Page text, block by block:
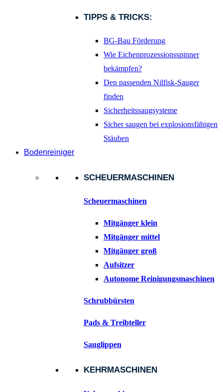
TIPPS & TRICKS:
BG-Bau Förderung
Wie Eichenprozessionsspinner
bekämpfen?
Den passenden Nilfisk-Sauger
finden
Sicherheitssaugsysteme
Sicher saugen bei explosionsfähigen
Stäuben
Bodenreiniger
SCHEUERMASCHINEN
Scheuermaschinen
Mitgänger klein
Mitgänger mittel
Mitgänger groß
Aufsitzer
Autonome Reinigungsmaschinen
Schrubbürsten
Pads & Treibteller
Sauglippen
KEHRMASCHINEN